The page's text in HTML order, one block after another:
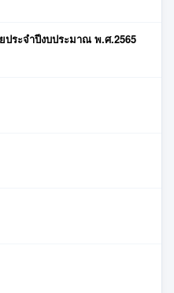
ระจำปีงบประมาณ พ.ศ.2565